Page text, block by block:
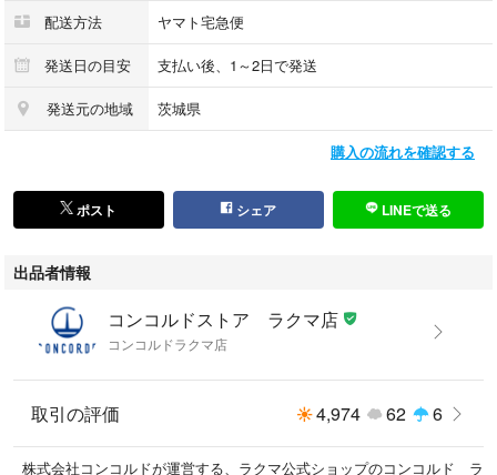
【商品説明】
ショップフォローで新入荷通知されます。
毎週新商品が追加されますので、ぜひご覧ください！
弊社の他の出品アイテムをご覧いただけます。
希少なアイテムをたくさんご用意しておりますので、ぜひご覧くださいま
こちらの商品はラクマ公式パートナーの株式会社コンコルドによって出品
されています。
ご購入後、1〜2営業日以内に商品を発送させていただきます。
※土日・祝日は休業日となりますため、その場合は翌営業日の対応となり
ます。
配送方法 ヤマト宅急便
発送日の目安 支払い後、1～2日で発送
発送元の地域 茨城県
購入の流れを確認する
ポスト シェア LINEで送る
出品者情報
コンコルドストア ラクマ店
コンコルドラクマ店
取引の評価 4,974 62 6
株式会社コンコルドが運営する、ラクマ公式ショップのコンコルド ラ